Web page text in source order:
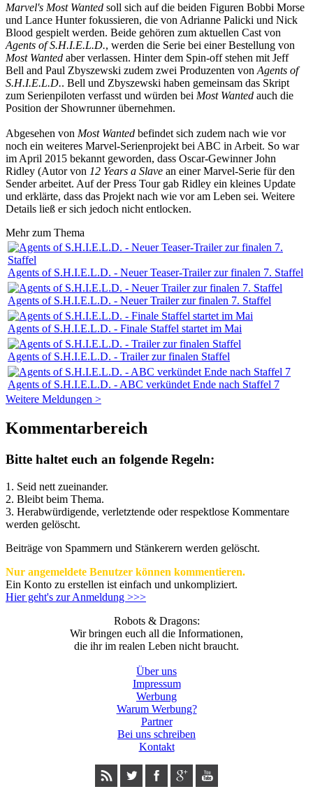
Marvel's Most Wanted soll sich auf die beiden Figuren Bobbi Morse
und Lance Hunter fokussieren, die von Adrianne Palicki und Nick
Blood gespielt werden. Beide gehören zum aktuellen Cast von
Agents of S.H.I.E.L.D., werden die Serie bei einer Bestellung von
Most Wanted aber verlassen. Hinter dem Spin-off stehen mit Jeff
Bell and Paul Zbyszewski zudem zwei Produzenten von Agents of
S.H.I.E.L.D.. Bell und Zbyszewski haben gemeinsam das Skript
zum Serienpiloten verfasst und würden bei Most Wanted auch die
Position der Showrunner übernehmen.
Abgesehen von Most Wanted befindet sich zudem nach wie vor
noch ein weiteres Marvel-Serienprojekt bei ABC in Arbeit. So war
im April 2015 bekannt geworden, dass Oscar-Gewinner John
Ridley (Autor von 12 Years a Slave an einer Marvel-Serie für den
Sender arbeitet. Auf der Press Tour gab Ridley ein kleines Update
und erklärte, dass das Projekt nach wie vor am Leben sei. Weitere
Details ließ er sich jedoch nicht entlocken.
Mehr zum Thema
Agents of S.H.I.E.L.D. - Neuer Teaser-Trailer zur finalen 7. Staffel
Agents of S.H.I.E.L.D. - Neuer Trailer zur finalen 7. Staffel
Agents of S.H.I.E.L.D. - Finale Staffel startet im Mai
Agents of S.H.I.E.L.D. - Trailer zur finalen Staffel
Agents of S.H.I.E.L.D. - ABC verkündet Ende nach Staffel 7
Weitere Meldungen >
Kommentarbereich
Bitte haltet euch an folgende Regeln:
1. Seid nett zueinander.
2. Bleibt beim Thema.
3. Herabwürdigende, verletztende oder respektlose Kommentare
werden gelöscht.
Beiträge von Spammern und Stänkerern werden gelöscht.
Nur angemeldete Benutzer können kommentieren.
Ein Konto zu erstellen ist einfach und unkompliziert.
Hier geht's zur Anmeldung >>>
Robots & Dragons:
Wir bringen euch all die Informationen,
die ihr im realen Leben nicht braucht.
Über uns
Impressum
Werbung
Warum Werbung?
Partner
Bei uns schreiben
Kontakt